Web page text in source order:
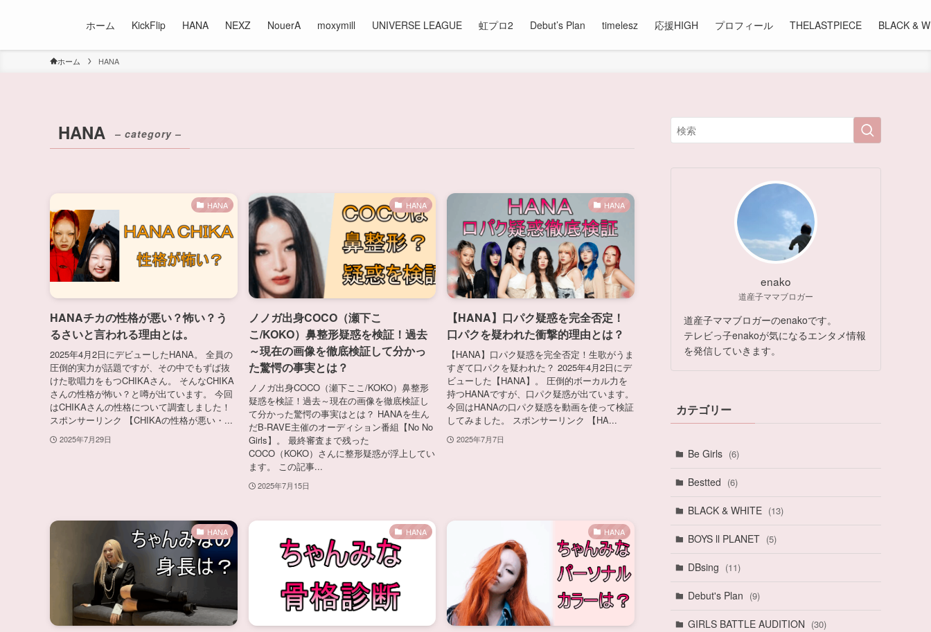
ホーム KickFlip HANA NEXZ NouerA moxymill UNIVERSE LEAGUE 虹プロ2 Debut’s Plan timelesz 応援HIGH プロフィール THELASTPIECE BLACK &
ホーム HANA
HANA – category –
HANA
HANAチカの性格が悪い？怖い？う
るさいと言われる理由とは。
2025年4月2日にデビューしたHANA。 全員の
圧倒的実力が話題ですが、その中でもずば抜
けた歌唱力をもつCHIKAさん。 そんなCHIKA
さんの性格が怖い？と噂が出ています。 今回
はCHIKAさんの性格について調査しました！
スポンサーリンク 【CHIKAの性格が悪い・...
2025年7月29日
HANA
ノノガ出身COCO（瀬下こ
こ/KOKO）鼻整形疑惑を検証！過去
～現在の画像を徹底検証して分かっ
た驚愕の事実とは？
ノノガ出身COCO（瀬下ここ/KOKO）鼻整形
疑惑を検証！過去～現在の画像を徹底検証し
て分かった驚愕の事実はとは？ HANAを生ん
だB-RAVE主催のオーディション番組【No No
Girls】。 最終審査まで残った
COCO（KOKO）さんに整形疑惑が浮上してい
ます。 この記事...
2025年7月15日
HANA
【HANA】口パク疑惑を完全否定！
口パクを疑われた衝撃的理由とは？
【HANA】口パク疑惑を完全否定！生歌がうま
すぎて口パクを疑われた？ 2025年4月2日にデ
ビューした【HANA】。 圧倒的ボーカル力を
持つHANAですが、口パク疑惑が出ています。
今回はHANAの口パク疑惑を動画を使って検証
してみました。 スポンサーリンク 【HA...
2025年7月7日
HANA HANA HANA
enako
道産子ママブロガー
道産子ママブロガーのenakoです。
テレビっ子enakoが気になるエンタメ情報
を発信していきます。
カテゴリー
Be Girls (6)
Bestted (6)
BLACK & WHITE (13)
BOYS ll PLANET (5)
DBsing (11)
Debut's Plan (9)
GIRLS BATTLE AUDITION (30)